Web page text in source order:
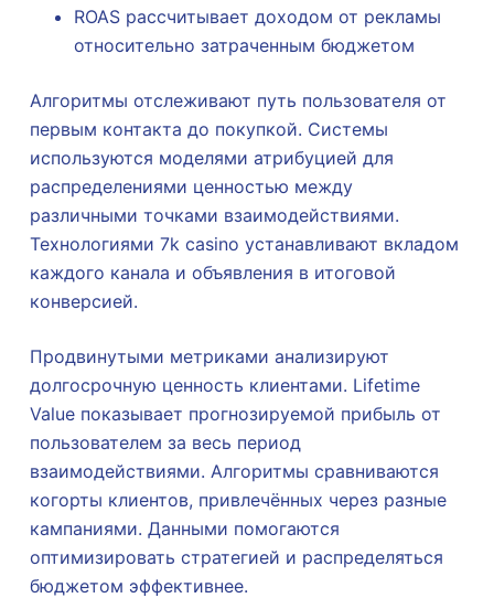
ROAS рассчитывает доходом от рекламы
относительно затраченным бюджетом
Алгоритмы отслеживают путь пользователя от
первым контакта до покупкой. Системы
используются моделями атрибуцией для
распределениями ценностью между
различными точками взаимодействиями.
Технологиями 7k casino устанавливают вкладом
каждого канала и объявления в итоговой
конверсией.
Продвинутыми метриками анализируют
долгосрочную ценность клиентами. Lifetime
Value показывает прогнозируемой прибыль от
пользователем за весь период
взаимодействиями. Алгоритмы сравниваются
когорты клиентов, привлечённых через разные
кампаниями. Данными помогаются
оптимизировать стратегией и распределяться
бюджетом эффективнее.